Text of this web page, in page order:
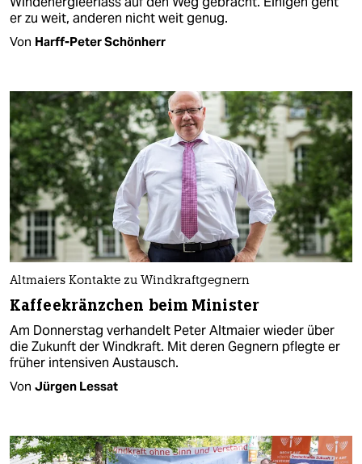
er zu weit, anderen nicht weit genug.
Von Harff-Peter Schönherr
Altmaiers Kontakte zu Windkraftgegnern
Kaffeekränzchen beim Minister
Am Donnerstag verhandelt Peter Altmaier wieder über
die Zukunft der Windkraft. Mit deren Gegnern pflegte er
früher intensiven Austausch.
Von Jürgen Lessat